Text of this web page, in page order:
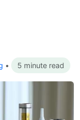
• 5 minute read